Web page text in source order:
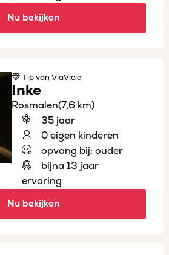
Nu bekijken
Tipvan ViaViela
Inke
Rosmalen(7,6 km)
35 jaar
0 eigen kinderen
opvang bij: ouder
bijna 13 jaar
ervaring
Nu bekijken